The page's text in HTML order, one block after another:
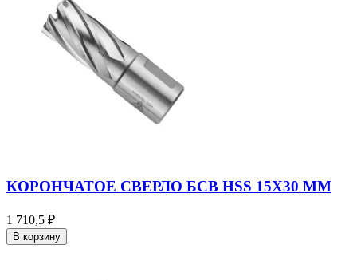
КОРОНЧАТОЕ СВЕРЛО БСВ HSS 15X30 ММ
1 710,5 ₽
В корзину